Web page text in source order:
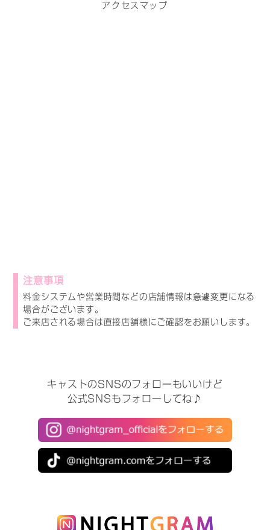
アクセスマップ
注意事項
料金システムや営業時間などの店舗情報は急遽変更になる
場合がございます。
ご来店される場合は直接店舗様にご確認をお願いします。
キャストのSNSのフォローもいいけど
公式SNSもフォローしてね♪